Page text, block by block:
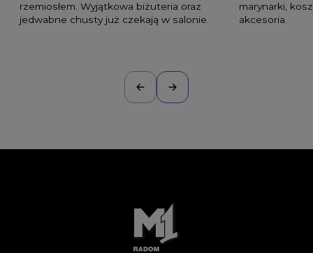
rzemiosłem. Wyjątkowa biżuteria oraz
jedwabne chusty już czekają w salonie.
marynarki,
akcesoria.